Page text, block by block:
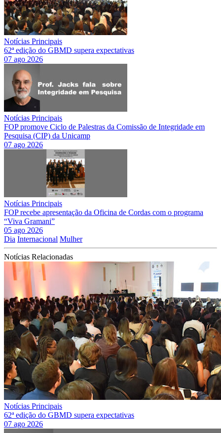
Notícias Principais
62ª edição do GBMD supera expectativas
07 ago 2026
Notícias Principais
FOP promove Ciclo de Palestras da Comissão de Integridade em
Pesquisa (CIP) da Unicamp
07 ago 2026
Notícias Principais
FOP recebe apresentação da Oficina de Cordas com o programa
“Viva Gramani”
05 ago 2026
Dia Internacional Mulher
Notícias Relacionadas
Notícias Principais
62ª edição do GBMD supera expectativas
07 ago 2026